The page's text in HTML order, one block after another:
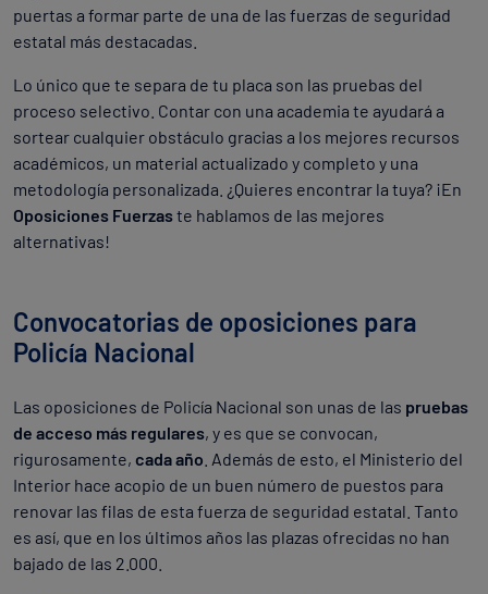
puertas a formar parte de una de las fuerzas de seguridad
estatal más destacadas.
Lo único que te separa de tu placa son las pruebas del
proceso selectivo. Contar con una academia te ayudará a
sortear cualquier obstáculo gracias a los mejores recursos
académicos, un material actualizado y completo y una
metodología personalizada. ¿Quieres encontrar la tuya? ¡En
Oposiciones Fuerzaste hablamos de las mejores
alternativas!
Convocatorias de oposiciones para
Policía Nacional
Las oposiciones de Policía Nacional son unas de las pruebas
de acceso más regulares, y es que se convocan,
rigurosamente, cada año . Además de esto, el Ministerio del
Interior hace acopio de un buen número de puestos para
renovar las filas de esta fuerza de seguridad estatal. Tanto
es así, que en los últimos años las plazas ofrecidas no han
bajado de las 2.000.